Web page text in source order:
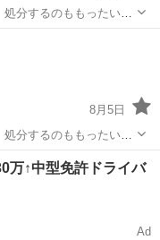
分するのももったいな
8月5日
分するのももったいな
万↑中型免許ドライバ
Ad